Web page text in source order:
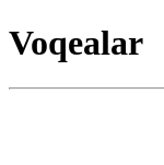
Voqealar